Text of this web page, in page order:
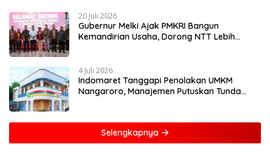
20 Juli 2026
Gubernur Melki Ajak PMKRI Bangun
Kemandirian Usaha, Dorong NTT Lebih
4 Juli 2026
Indomaret Tanggapi Penolakan UMKM
Nangaroro, Manajemen Putuskan Tunda
Selengkapnya